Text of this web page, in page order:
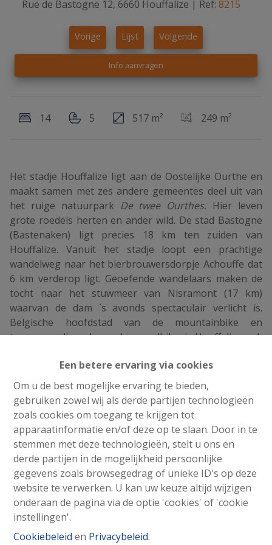
Een betere ervaring via cookies
Om u de best mogelijke ervaring te bieden,
gebruiken zowel wij als derde partijen technologieën
zoals cookies om toegang te krijgen tot
apparaatinformatie en/of deze op te slaan. Door in te
stemmen met deze technologieën, stelt u ons en
derde partijen in de mogelijkheid persoonlijke
gegevens zoals browsegedrag of unieke ID's op deze
website te verwerken. U kan uw keuze altijd wijzigen
onderaan de pagina via de optie 'cookies' of 'cookie
instellingen'.
Cookiebeleid en Privacybeleid.
Rue de Bastogne 12, 6660 Houffalize | Ref: 8215
Vorige Lijst Volgende
Info aanvragen
14 5 517 m² 249 m²
Het stadje Houffalize ligt aan de Oostelijke Ourthe en
maakt samen met zes andere gemeentes deel uit van
het ruige natuurpark De twee Ourthes. Hier leven
grote roedels herten en ander wild. De stad Bastogne
(Bastenaken) ligt precies 18 km ten zuiden van
Houffalize. Vanuit het stadje loopt een prachtige
wandelweg naar het bierbrouwersdorpje Achouffe dat
6 km verderop ligt. Geoefende wandelaars maken de
tocht naar het stuwmeer van Nisramont (17 km)
waarvan de dam ´s avonds spectaculair verlicht is.
Belgische hoofdstad van de mountainbike en
tegenwoordig ook van de gravelbike, is Houffalize ook
van andere lokale attracties.
Welk seizoen het ook is, Houffalize biedt wat de echte
natuurliefhebber zoekt.
Concreet projectvoorstel:
Het huidige ontwerp voorziet in de creatie van 9
appartementen/studio’s van 40 tot 118 m², elk met
een privéterras, aangevuld met 6 overdekte
parkeerplaatsen en een fietsenstalling voor ca. 8
fietsen.
Daarnaast maakt een perceel van ca. 61 m²,
waarop zich momenteel een garage bevindt,
eveneens deel uit van de verkoop. Dit kan